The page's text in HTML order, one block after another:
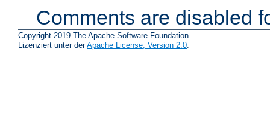
Comments are disabled
Copyright 2019 The Apache Software Foundation.
Lizenziert unter derApache License, Version 2.0.